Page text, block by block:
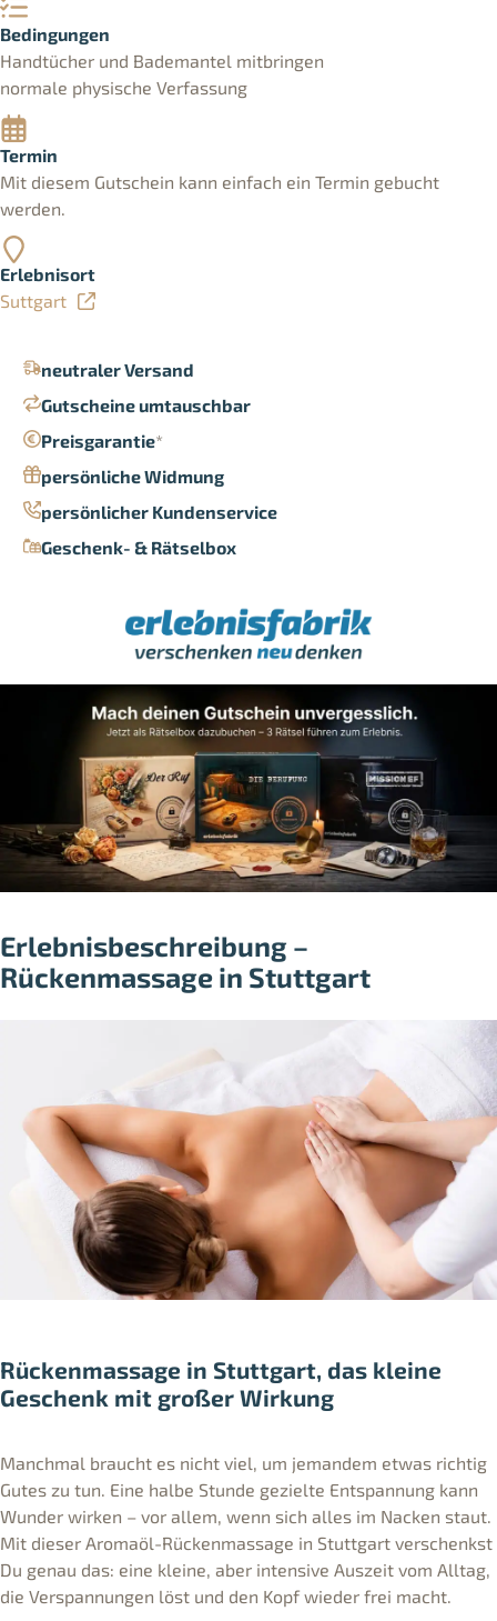
neutraler Versand
Gutscheine umtauschbar
Preisgarantie*
persönliche Widmung
persönlicher Kundenservice
Geschenk- & Rätselbox
Bedingungen
Handtücher und Bademantel mitbringen
normale physische Verfassung
Termin
Mit diesem Gutschein kann einfach ein Termin gebucht
werden.
Erlebnisort
Suttgart
Erlebnisbeschreibung –
Rückenmassage in Stuttgart
Rückenmassage in Stuttgart, das kleine
Geschenk mit großer Wirkung
Manchmal braucht es nicht viel, um jemandem etwas richtig
Gutes zu tun. Eine halbe Stunde gezielte Entspannung kann
Wunder wirken – vor allem, wenn sich alles im Nacken staut.
Mit dieser Aromaöl-Rückenmassage in Stuttgart verschenkst
Du genau das: eine kleine, aber intensive Auszeit vom Alltag,
die Verspannungen löst und den Kopf wieder frei macht.